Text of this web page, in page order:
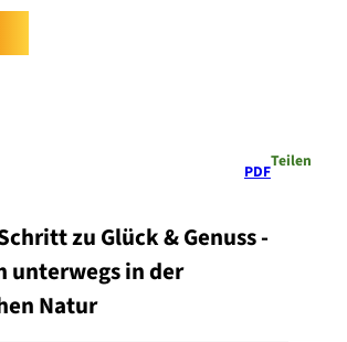
PDF
Teilen
zu Glück & Genuss -
unterwegs in der
Natur